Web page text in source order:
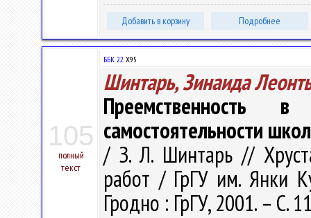
Добавить в корзину Подробнее
105
полный
текст
ББК 22.Х95
Шинтарь, Зинаида
Преемственность в
самостоятельности
/ З. Л. Шинтарь //
работ / ГрГУ им. Янки
Гродно : ГрГУ, 2001. – С.